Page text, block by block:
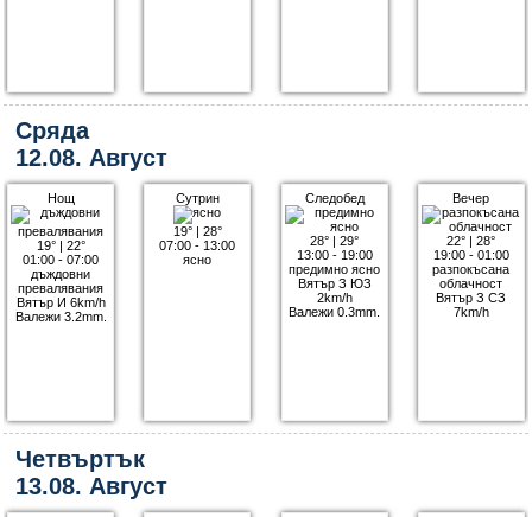
Сряда
12.08. Август
Нощ
19°| 22°
01:00 - 07:00
дъждовни
превалявания
Вятър И 6km/h
Валежи 3.2mm.
Сутрин
19°| 28°
07:00 - 13:00
ясно
Следобед
28° |29°
13:00 - 19:00
предимно ясно
Вятър З ЮЗ
2km/h
Валежи 0.3mm.
Вечер
22° |28°
19:00 - 01:00
разпокъсана
облачност
Вятър З СЗ
7km/h
Четвъртък
13.08. Август